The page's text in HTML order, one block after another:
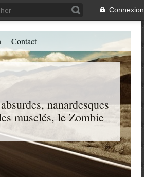
Connexion
nanardesques
musclés, le Zombie
Contact